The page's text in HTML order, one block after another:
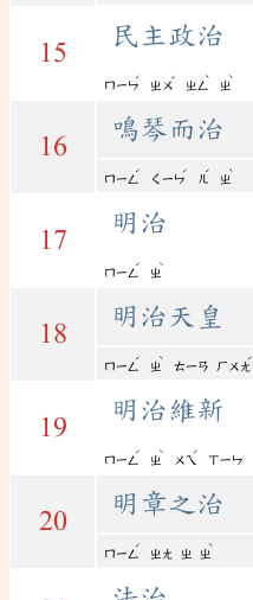
15
民主政治
ㄇㄧㄣ
ˊ
ㄓㄨ
ˇ
ㄓㄥ
ˋ
ㄓ
ˋ
16
鳴琴而治
ㄇㄧㄥ
ˊ
ㄑㄧㄣ
ˊ
ㄦ
ˊ
ㄓ
ˋ
17
明治
ㄇㄧㄥ
ˊ
ㄓ
ˋ
18
明治天皇
ㄇㄧㄥ
ˊ
ㄓ
ˋ
ㄊㄧㄢ ㄏㄨㄤ
ˊ
19
明治維新
ㄇㄧㄥ
ˊ
ㄓ
ˋ
ㄨㄟ
ˊ
ㄒㄧㄣ
20
明章之治
ㄇㄧㄥ
ˊ
ㄓㄤ ㄓ ㄓ
ˋ